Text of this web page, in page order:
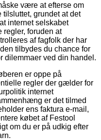
være at efterse om
grundet at det
internet selskabet
foruden at
af fagfolk der har
tilbydes du chance for
dilemmaer ved din handel.
er oppe på
regler der gælder for
internet
er det tilmed
ens faktura e-mail,
købet af Festool
om du er på udkig efter